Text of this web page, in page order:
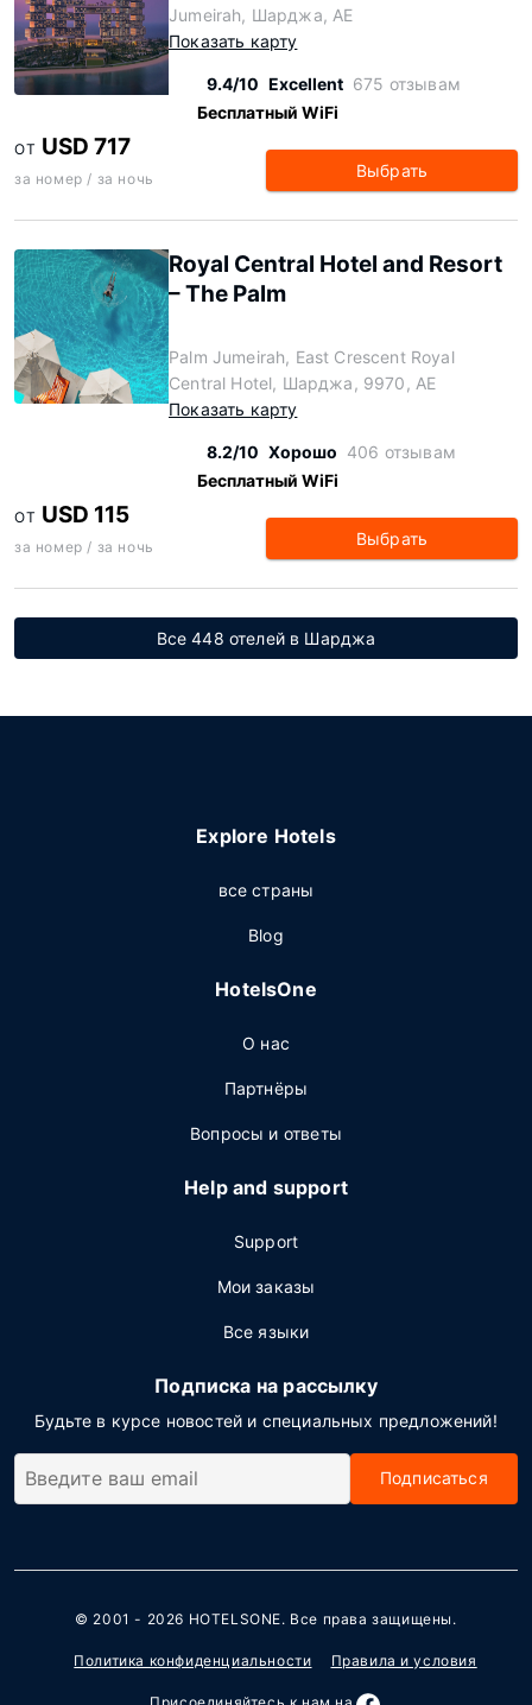
Jumeirah, Шарджа, AE
Показать карту
9.4/10 Excellent 675 отзывам
Бесплатный WiFi
ОТ USD 717
за номер / за ночь Выбрать
Royal Central Hotel and Resort
– The Palm
Palm Jumeirah, East Crescent Royal
Central Hotel, Шарджа, 9970, AE
Показать карту
8.2/10 Хорошо 406 отзывам
Бесплатный WiFi
ОТ USD 115
за номер / за ночь Выбрать
Все 448 отелей в Шарджа
Explore Hotels
все страны
Blog
HotelsOne
О нас
Партнёры
Вопросы и ответы
Help and support
Support
Мои заказы
Все языки
Подписка на рассылку
Будьте в курсе новостей и специальных предложений!
Подписаться
© 2001 - 2026 HOTELSONE. Все права защищены.
Политика конфиденциальности Правила и условия